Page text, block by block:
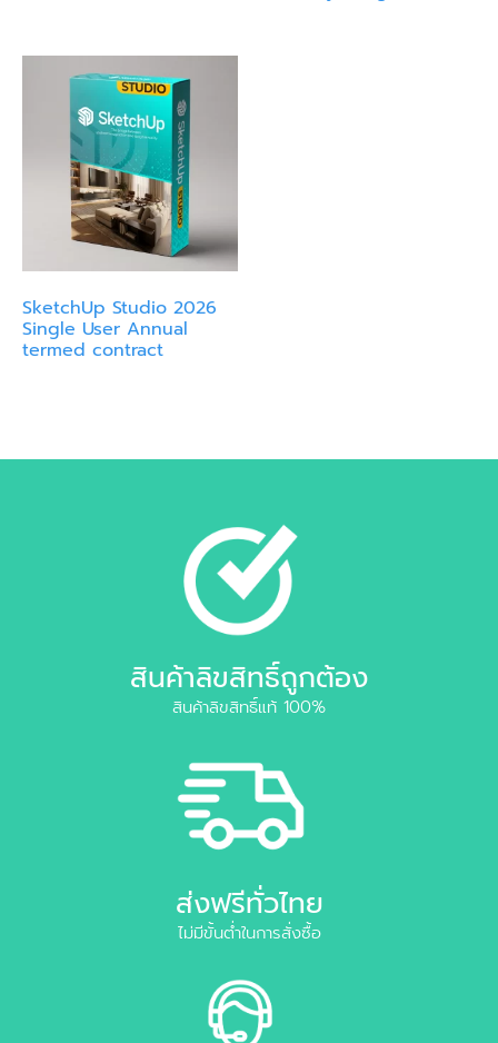
SketchUp Studio 2026
Single User Annual
termed contract
สินค้าลิขสิทธิ์ถูกต้อง
สินค้าลิขสิทธิ์แท้ 100%
ส่งฟรีทั่วไทย
ไม่มีขั้นต่ำในการสั่งซื้อ